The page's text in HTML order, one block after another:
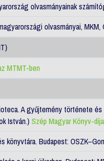
olvasmányainak
olvasmányai,
MTMT-ben
A gyűjtemény története és
István.) Szép Magyar Könyv-
könyvtára. Budapest: